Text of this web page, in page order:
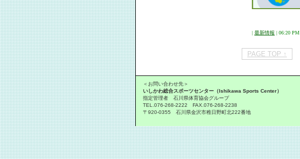
| 最新情報 | 06:20 PM
PAGE TOP ↑
＜お問い合わせ先＞
いしかわ総合スポーツセンター（Ishikawa Sports Center）
指定管理者 石川県体育協会グループ
TEL.076-268-2222 FAX.076-268-2238
〒920-0355 石川県金沢市稚日野町北222番地